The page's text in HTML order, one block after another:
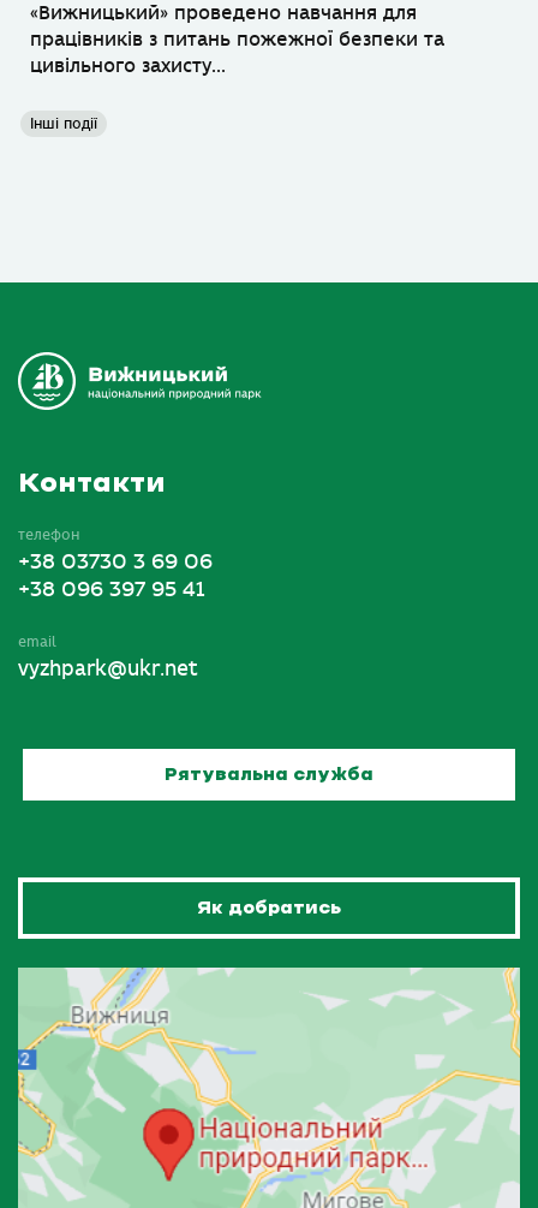
«Вижницький» проведено навчання для
працівників з питань пожежної безпеки та
цивільного захисту...
Інші події
Контакти
телефон
+38 03730 3 69 06
+38 096 397 95 41
email
vyzhpark@ukr.net
Рятувальна служба
Як добратись